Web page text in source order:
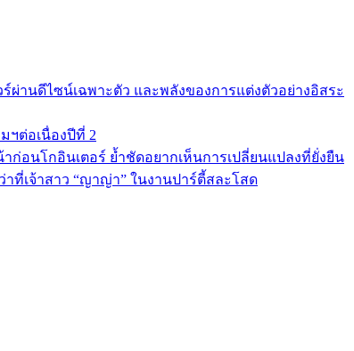
ร์ผ่านดีไซน์เฉพาะตัว และพลังของการแต่งตัวอย่างอิสระ
ฯต่อเนื่องปีที่ 2
ก่อนโกอินเตอร์ ย้ำชัดอยากเห็นการเปลี่ยนแปลงที่ยั่งยืน
ที่เจ้าสาว “ญาญ่า” ในงานปาร์ตี้สละโสด